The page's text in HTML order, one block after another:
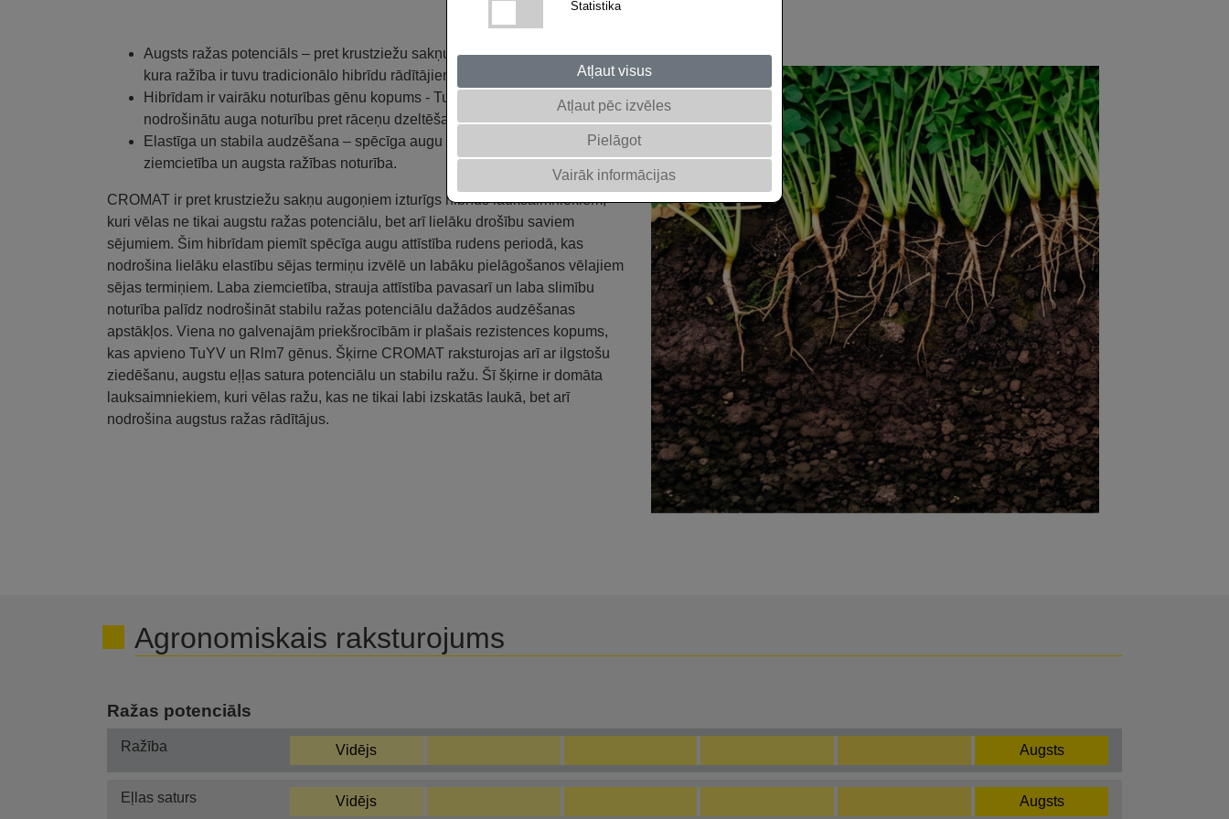
Statistika
Atļaut visus
Atļaut pēc izvēles
Pielāgot
Vairāk informācijas
Augsts ražas potenciāls – pret krustziežu sakņu augoņiem izturīgs hibrīds,
kura ražība ir tuvu tradicionālo hibrīdu rādītājiem.
Hibrīdam ir vairāku noturības gēnu kopums - TuYV un Rlm7, lai papildus
nodrošinātu auga noturību pret rāceņu dzeltēšanas vīrusu un fomozi.
Elastīga un stabila audzēšana – spēcīga augu attīstība rudenī, laba
ziemcietība un augsta ražības noturība.
CROMAT ir pret krustziežu sakņu augoņiem izturīgs hibrīds lauksaimniekiem,
kuri vēlas ne tikai augstu ražas potenciālu, bet arī lielāku drošību saviem
sējumiem. Šim hibrīdam piemīt spēcīga augu attīstība rudens periodā, kas
nodrošina lielāku elastību sējas termiņu izvēlē un labāku pielāgošanos vēlajiem
sējas termiņiem. Laba ziemcietība, strauja attīstība pavasarī un laba slimību
noturība palīdz nodrošināt stabilu ražas potenciālu dažādos audzēšanas
apstākļos. Viena no galvenajām priekšrocībām ir plašais rezistences kopums,
kas apvieno TuYV un Rlm7 gēnus. Šķirne CROMAT raksturojas arī ar ilgstošu
ziedēšanu, augstu eļļas satura potenciālu un stabilu ražu. Šī šķirne ir domāta
lauksaimniekiem, kuri vēlas ražu, kas ne tikai labi izskatās laukā, bet arī
nodrošina augstus ražas rādītājus.
Agronomiskais raksturojums
Ražas potenciāls
Ražība Vidējs Augsts
Eļlas saturs Vidējs Augsts